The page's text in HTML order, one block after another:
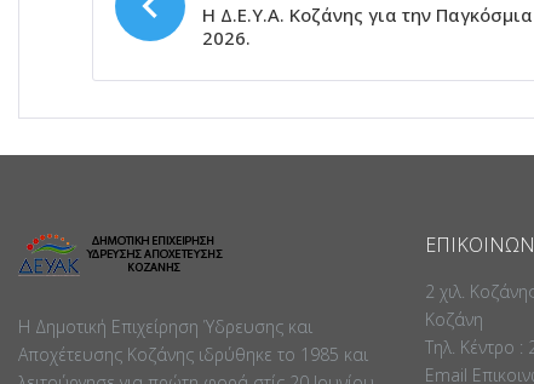
Η Δ.Ε.Υ.Α. Κοζάνης για την
2026.
Η Δημοτική Επιχείρηση Ύδρευσης και
Αποχέτευσης Κοζάνης ιδρύθηκε το 1985 και
2 χιλ.
Κοζάνη
Τηλ. Κέντρο
Email